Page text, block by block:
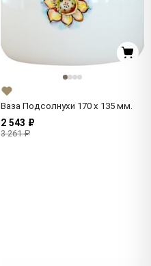
Ваза Подсолнухи 170 x 135 мм.
2 543 ₽
3 261 ₽